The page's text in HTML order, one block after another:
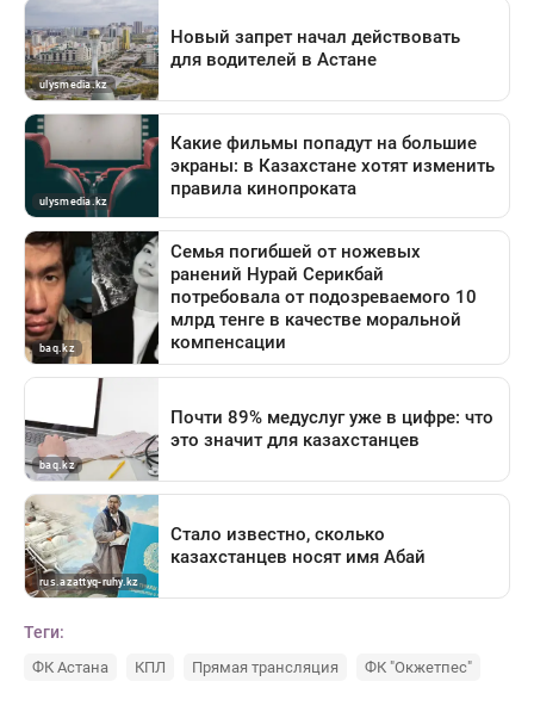
Теги:
ФК Астана КПЛ Прямая трансляция ФК "Окжетпес"